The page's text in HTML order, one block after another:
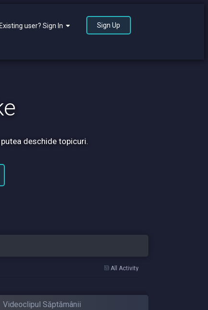
user? Sign In Sign Up
deschide topicuri.
All Activity
Videoclipul Săptămânii